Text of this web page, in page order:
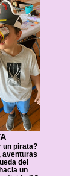
un pirata?
aventuras
del
un